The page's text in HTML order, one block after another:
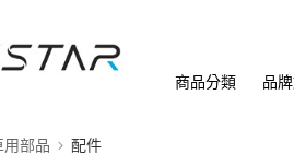
商品分類 品
用部品 配件